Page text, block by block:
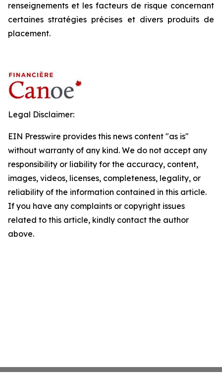
renseignements et les facteurs de risque concernant
certaines stratégies précises et divers produits de
placement.
Legal Disclaimer:
EIN Presswire provides this news content "as is"
without warranty of any kind. We do not accept any
responsibility or liability for the accuracy, content,
images, videos, licenses, completeness, legality, or
reliability of the information contained in this article.
If you have any complaints or copyright issues
related to this article, kindly contact the author
above.